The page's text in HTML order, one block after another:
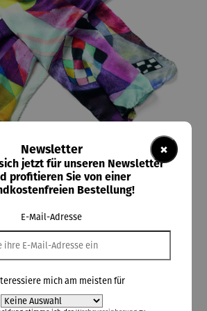
ars mundi
| Gelb - Rot - Blau (1925) –
Kandinsky
110,00 €
inkl. MwSt. zzgl. Versandkosten
×
Newsletter
jetzt für unseren Newsletter
profitieren Sie von einer
Bestellung!
E-Mail-Adresse
mich am meisten für